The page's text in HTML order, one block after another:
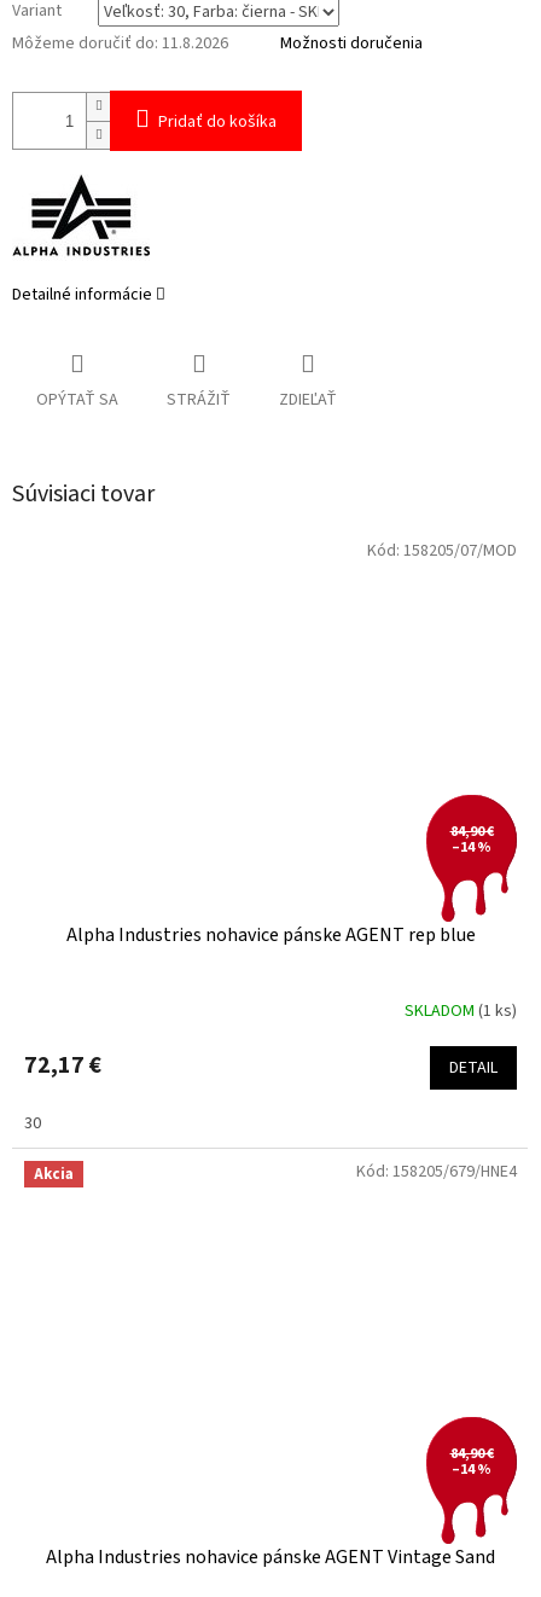
Variant
Môžeme doručiť do: 11.8.2026 Možnosti doručenia
Pridať do košíka
Detailné informácie
OPÝTAŤ SA STRÁŽIŤ ZDIEĽAŤ
Súvisiaci tovar
84,90 €
–14 %
Alpha Industries nohavice pánske AGENT rep blue
SKLADOM (1 ks)
72,17 € DETAIL
30
Kód: 158205/07/MOD
Akcia
84,90 €
–14 %
Alpha Industries nohavice pánske AGENT Vintage Sand
Kód: 158205/679/HNE4